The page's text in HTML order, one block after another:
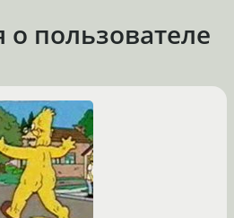
пользователе